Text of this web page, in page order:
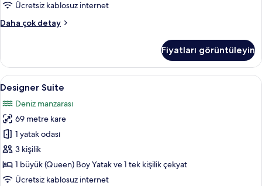
Oda,
Havuz
Kullanımı,
Manzaralı
için
tüm
fotoğrafları
görün
Ücretsiz kablosuz internet
Daha çok detay
Deluxe
İki
Ayrı
Yataklı
Havuz
Kullanımı,
Havuz
Manzaralı
hakkında
daha
fazla
detay
Fiyatları görüntüleyin
Designer
Suite
için
tüm
fotoğrafları
görün
7
Designer Suite
Deniz manzarası
69 metre kare
1 yatak odası
3 kişilik
1 büyük (Queen) Boy Yatak ve 1 tek kişilik çekyat
Ücretsiz kablosuz internet